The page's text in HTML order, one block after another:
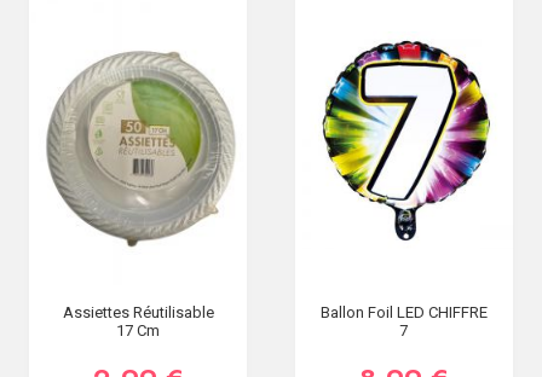
Assiettes Réutilisable
17 Cm
Ballon Foil LED CHIFFRE
7